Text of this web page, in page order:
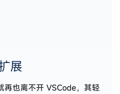
展
再也离不开 VSCode，其轻